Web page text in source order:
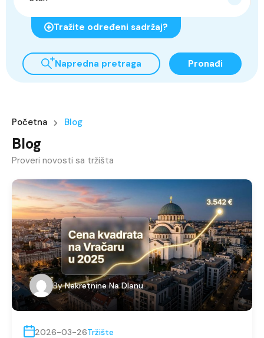
Tražite određeni sadržaj?
Napredna pretraga Pronađi
Početna Blog
Blog
Proveri novosti sa tržišta
By Nekretnine Na Dlanu
2026-03-26Tržište